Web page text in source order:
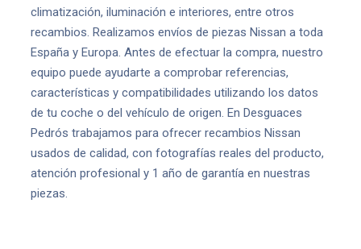
climatización, iluminación e interiores, entre otros
recambios. Realizamos envíos de piezas Nissan a toda
España y Europa. Antes de efectuar la compra, nuestro
equipo puede ayudarte a comprobar referencias,
características y compatibilidades utilizando los datos
de tu coche o del vehículo de origen. En Desguaces
Pedrós trabajamos para ofrecer recambios Nissan
usados de calidad, con fotografías reales del producto,
atención profesional y 1 año de garantía en nuestras
piezas.